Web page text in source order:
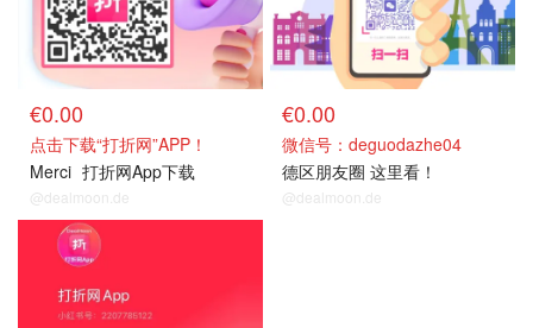
€0.00
点击下载“打折网”APP！
Merci 打折网App下载
@dealmoon.de
€0.00
微信号：deguodazhe04
德区朋友圈 这里看！
@dealmoon.de
关注我们